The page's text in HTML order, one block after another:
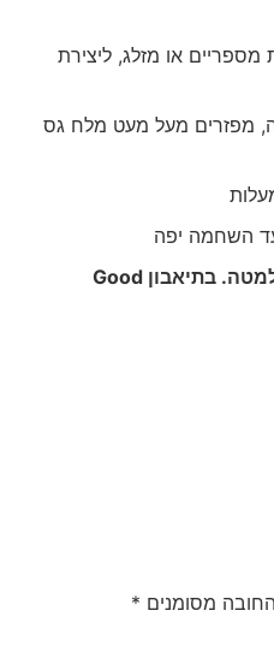
או מזלג, ליצירת
מעל מעט מלח גס
בתיאבוןGood
מסומנים*